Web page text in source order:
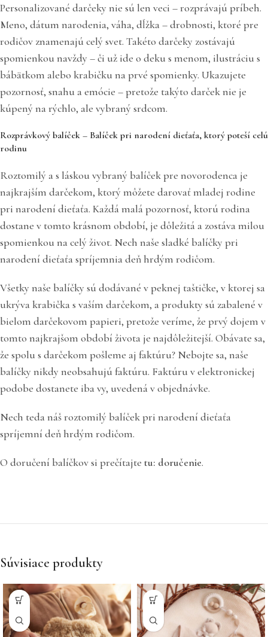
Personalizované darčeky nie sú len veci – rozprávajú príbeh.
Meno, dátum narodenia, váha, dĺžka – drobnosti, ktoré pre
rodičov znamenajú celý svet. Takéto darčeky zostávajú
spomienkou navždy – či už ide o deku s menom, ilustráciu s
bábätkom alebo krabičku na prvé spomienky. Ukazujete
pozornosť, snahu a emócie – pretože takýto darček nie je
kúpený na rýchlo, ale vybraný srdcom.
Rozprávkový balíček – Balíček pri narodení dieťaťa, ktorý poteší celú
rodinu
Roztomilý a s láskou vybraný balíček pre novorodenca je
najkrajším darčekom, ktorý môžete darovať mladej rodine
pri narodení dieťaťa. Každá malá pozornosť, ktorú rodina
dostane v tomto krásnom období, je dôležitá a zostáva milou
spomienkou na celý život. Nech naše sladké balíčky pri
narodení dieťaťa spríjemnia deň hrdým rodičom.
Všetky naše balíčky sú dodávané v peknej taštičke, v ktorej sa
ukrýva krabička s vaším darčekom, a produkty sú zabalené v
bielom darčekovom papieri, pretože veríme, že prvý dojem v
tomto najkrajšom období života je najdôležitejší. Obávate sa,
že spolu s darčekom pošleme aj faktúru? Nebojte sa, naše
balíčky nikdy neobsahujú faktúru. Faktúru v elektronickej
podobe dostanete iba vy, uvedená v objednávke.
Nech teda náš roztomilý balíček pri narodení dieťaťa
spríjemní deň hrdým rodičom.
O doručení balíčkov si prečítajte tu: doručenie.
Súvisiace produkty